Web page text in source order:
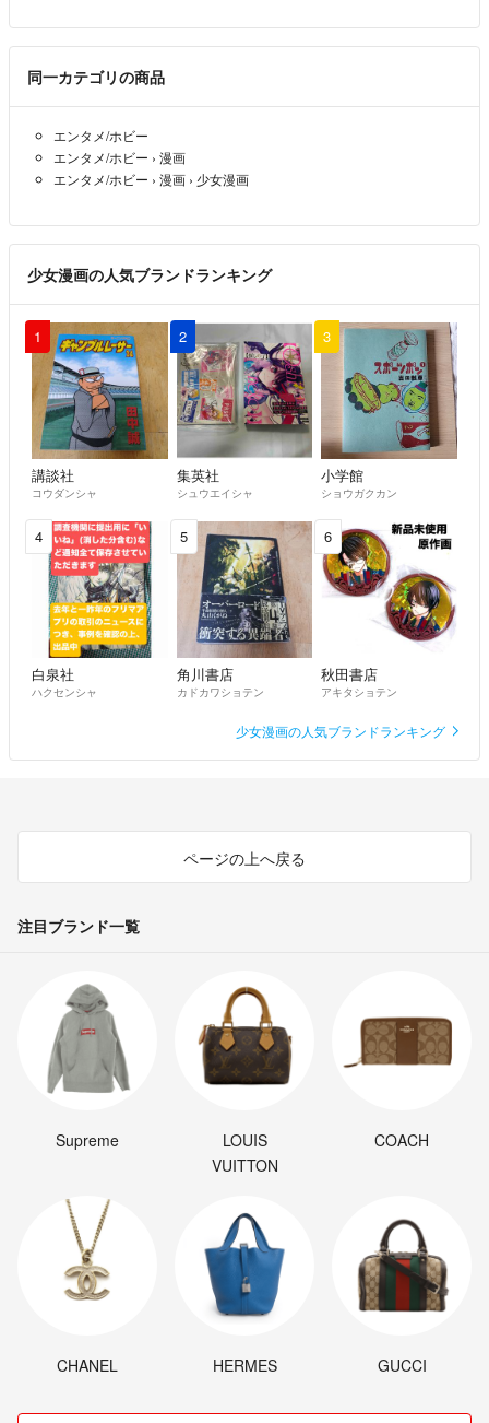
同一カテゴリの商品
エンタメ/ホビー
エンタメ/ホビー › 漫画
エンタメ/ホビー › 漫画 › 少女漫画
少女漫画の人気ブランドランキング
1
講談社
コウダンシャ
2
集英社
シュウエイシャ
3
小学館
ショウガクカン
4
白泉社
ハクセンシャ
5
角川書店
カドカワショテン
6
秋田書店
アキタショテン
少女漫画の人気ブランドランキング
ページの上へ戻る
注目ブランド一覧
Supreme
LOUIS
VUITTON
COACH
CHANEL HERMES GUCCI